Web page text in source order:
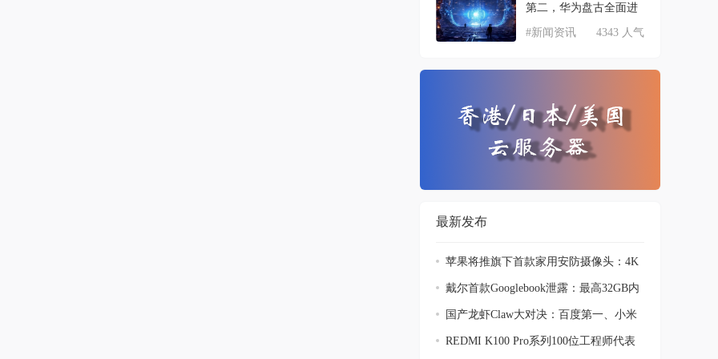
第二，华为盘古全面进
4343 人气
#新闻资讯
最新发布
苹果将推旗下首款家用安防摄像头：4K
画质加
戴尔首款Googlebook泄露：最高32GB内
存 跑A
国产龙虾Claw大对决：百度第一、小米
第二REDMI K100 Pro系列100位工程师代表